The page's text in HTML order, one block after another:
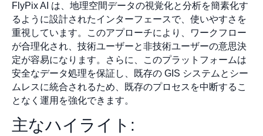
FlyPix AI は、地理空間データの視覚化と分析を簡素化す
るように設計されたインターフェースで、使いやすさを
重視しています。このアプローチにより、ワークフロー
が合理化され、技術ユーザーと非技術ユーザーの意思決
定が容易になります。さらに、このプラットフォームは
安全なデータ処理を保証し、既存の GIS システムとシー
ムレスに統合されるため、既存のプロセスを中断するこ
となく運用を強化できます。
主なハイライト: